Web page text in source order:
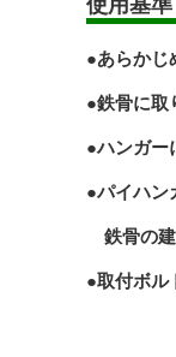
使用基
●あらかじ
●鉄骨に取
●ハンガー
●パイハン
鉄骨の建
●取付ボル